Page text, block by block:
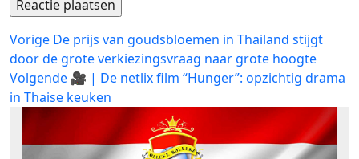
Bericht
navigatie
Vorige Vorig
bericht:
De prijs van goudsbloemen in Thailand stijgt
door de grote verkiezingsvraag naar grote hoogte
Volgende Volgend
bericht:
🎥 | De netlix film “Hunger”: opzichtig drama
in Thaise keuken